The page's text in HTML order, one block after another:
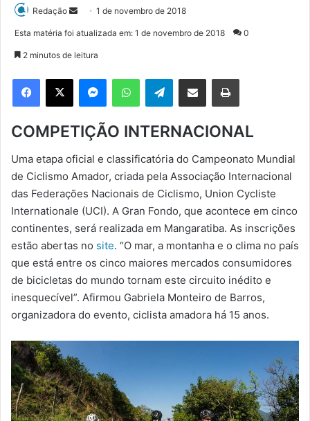
Redação
d
e
m
e
m
a
i
l
1 de novembro de 2018
Esta matéria foi atualizada em: 1 de novembro de 2018 0
2 minutos de leitura
Telegram
COMPETIÇÃO INTERNACIONAL
Uma etapa oficial e classificatória do Campeonato Mundial
de Ciclismo Amador, criada pela Associação Internacional
das Federações Nacionais de Ciclismo, Union Cycliste
Internationale (UCI). A Gran Fondo, que acontece em cinco
continentes, será realizada em Mangaratiba. As inscrições
estão abertas no site. “O mar, a montanha e o clima no país
que está entre os cinco maiores mercados consumidores
de bicicletas do mundo tornam este circuito inédito e
inesquecível”. Afirmou Gabriela Monteiro de Barros,
organizadora do evento, ciclista amadora há 15 anos.